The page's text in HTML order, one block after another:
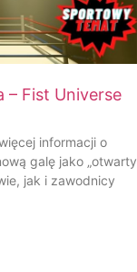
– Fist Universe
informacji o
galę jako „otwarty
jak i zawodnicy